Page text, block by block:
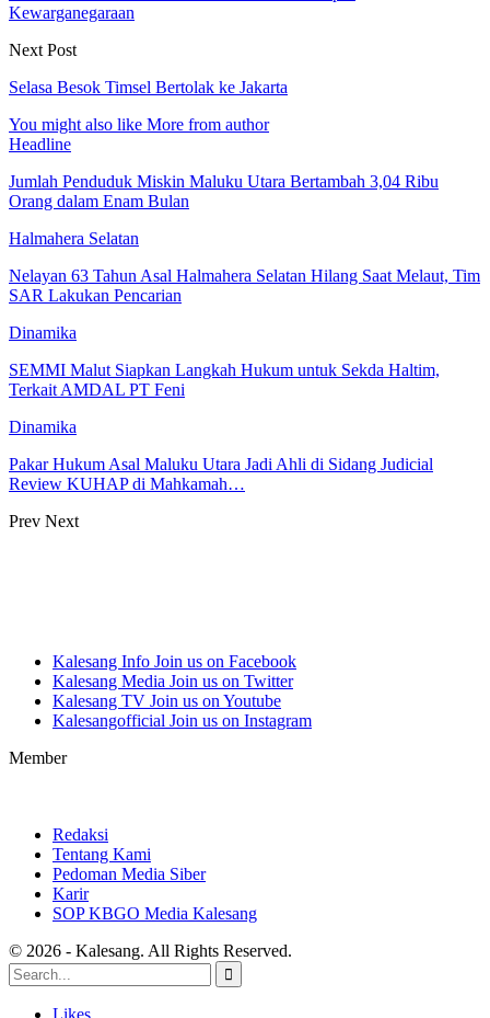
Kewarganegaraan
Next Post
Selasa Besok Timsel Bertolak ke Jakarta
You might also like More from author
Headline
Jumlah Penduduk Miskin Maluku Utara Bertambah 3,04 Ribu
Orang dalam Enam Bulan
Halmahera Selatan
Nelayan 63 Tahun Asal Halmahera Selatan Hilang Saat Melaut, Tim
SAR Lakukan Pencarian
Dinamika
SEMMI Malut Siapkan Langkah Hukum untuk Sekda Haltim,
Terkait AMDAL PT Feni
Dinamika
Pakar Hukum Asal Maluku Utara Jadi Ahli di Sidang Judicial
Review KUHAP di Mahkamah…
Prev Next
Kalesang Info Join us on Facebook
Kalesang Media Join us on Twitter
Kalesang TV Join us on Youtube
Kalesangofficial Join us on Instagram
Member
Redaksi
Tentang Kami
Pedoman Media Siber
Karir
SOP KBGO Media Kalesang
© 2026 - Kalesang. All Rights Reserved.
Likes